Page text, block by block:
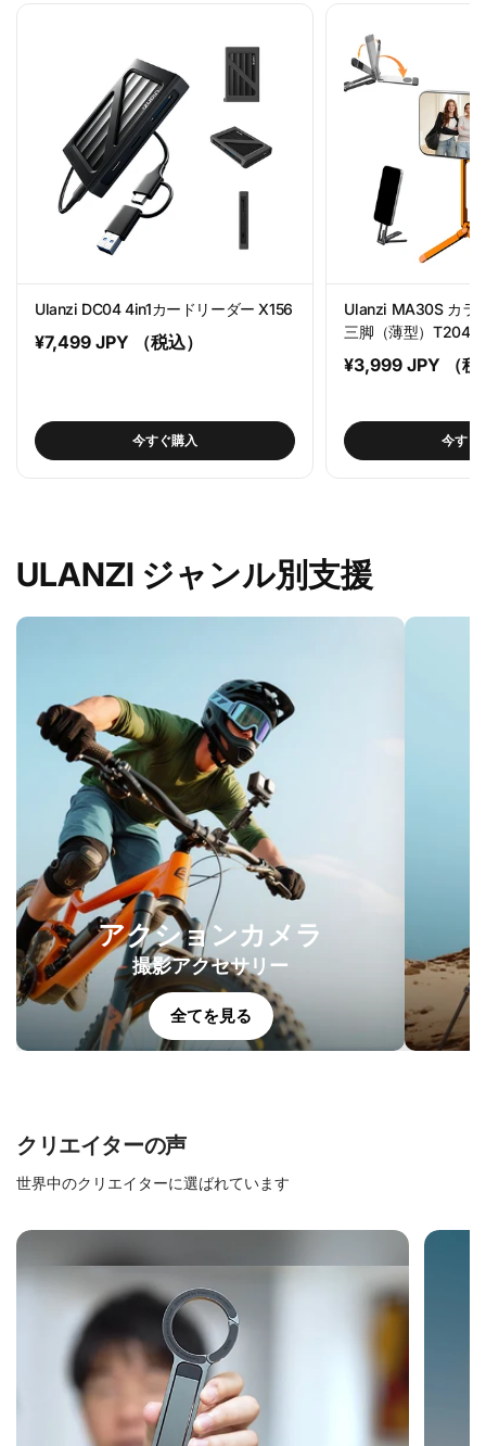
Ulanzi DC04 4in1カードリーダー X156
通
格
¥7,499 JPY （税込）
今すぐ購入
Ulanzi MA30S カラ
三脚（薄型）T204
通
価
格
¥3,999 JPY （税
今すぐ
ULANZI ジャンル別支援
アクションカメラ
撮影アクセサリー
全てを見る
クリエイターの声
世界中のクリエイターに選ばれています